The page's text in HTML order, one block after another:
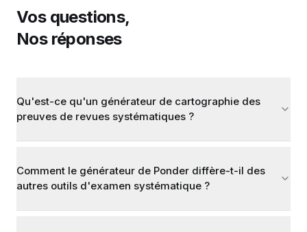
Vos questions,
Nos réponses
Qu'est-ce qu'un générateur de cartographie des
preuves de revues systématiques ?
Comment le générateur de Ponder diffère-t-il des
autres outils d'examen systématique ?